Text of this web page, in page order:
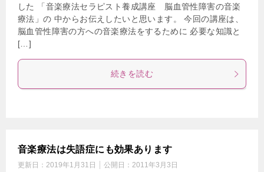
した 「音楽療法セラピスト養成講座 脳血管性障害の音楽
療法」の 中からお伝えしたいと思います。 今回の講座は、
脳血管性障害の方への音楽療法をするために 必要な知識と
[…]
続きを読む
音楽療法は失語症にも効果あります
更新日： 2019年1月31日 公開日： 2011年3月3日